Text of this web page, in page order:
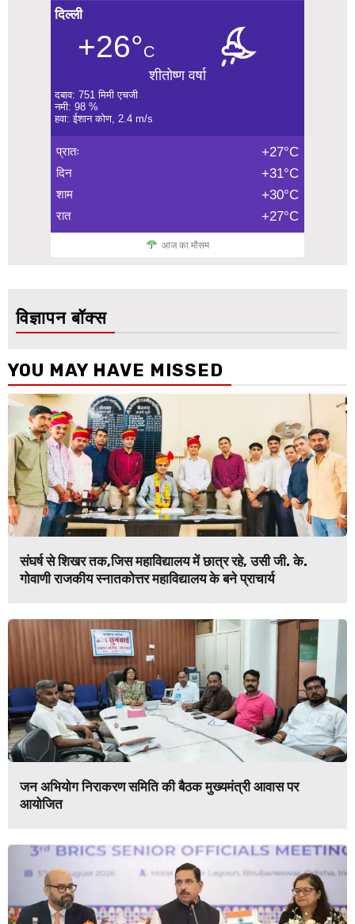
दिल्ली
+26°C
शीतोष्ण वर्षा
दबाव: 751 मिमी एचजी
नमी: 98 %
हवा: ईशान कोण, 2.4 m/s
प्रातः +27°C
दिन +31°C
शाम +30°C
रात +27°C
आज का मौसम
विज्ञापन बॉक्स
YOU MAY HAVE MISSED
संघर्ष से शिखर तक,जिस महाविद्यालय में छात्र रहे, उसी जी. के.
गोवाणी राजकीय स्नातकोत्तर महाविद्यालय के बने प्राचार्य
जन अभियोग निराकरण समिति की बैठक मुख्यमंत्री आवास पर
आयोजित